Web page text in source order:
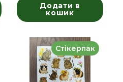
Додати в
кошик
Стікерпак